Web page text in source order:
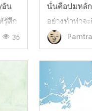
อัน
รู้สึก
ก
ที่
35
นั่นคือปมหลั
อย่างทำท่าจ
รันเคยเจออ
ทันใด!!! ตรง
มาก ทำให้รู้